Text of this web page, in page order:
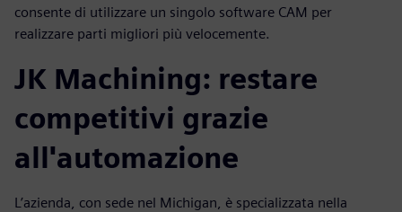
consente di utilizzare un singolo software CAM per
realizzare parti migliori più velocemente.
JK Machining: restare
competitivi grazie
all'automazione
L’azienda, con sede nel Michigan, è specializzata nella